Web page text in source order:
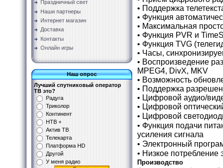
Праздничный свет
Наши партнеры
Интернет магазин
Доставка
Контакты
Онлайн игры
Наш опрос
Лучший спутниковый оператор
ТВ это?
Радуга
Триколор
Континент
НТВ +
Актив ТВ
Телекарта
Платформа HD
Другой
У меня радио
• Поддержка
• Функция
• Максимальная
• Функция PVR и
• Функция TVG
• Часы,
• Воспроизведение
MPEG4, DivX, MKV
• Возможность
• Поддержка
• Цифровой аудио/
• Цифровой
• Цифровой
• Функция подачи
усиления сигнала
• Электронный
• Низкое потребление
Производство